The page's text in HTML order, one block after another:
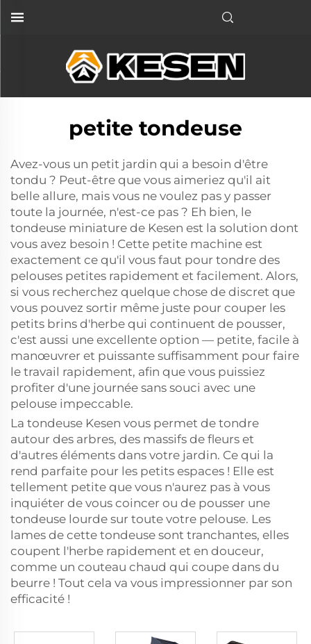
petite tondeuse
Avez-vous un petit jardin qui a besoin d'être
tondu ? Peut-être que vous aimeriez qu'il ait
belle allure, mais vous ne voulez pas y passer
toute la journée, n'est-ce pas ? Eh bien, le
tondeuse miniature de Kesen est la solution dont
vous avez besoin ! Cette petite machine est
exactement ce qu'il vous faut pour tondre des
pelouses petites rapidement et facilement. Alors,
si vous recherchez quelque chose de discret que
vous pouvez sortir même juste pour couper les
petits brins d'herbe qui continuent de pousser,
c'est aussi une excellente option — petite, facile à
manœuvrer et puissante suffisamment pour faire
le travail rapidement, afin que vous puissiez
profiter d'une journée sans souci avec une
pelouse impeccable.
La tondeuse Kesen vous permet de tondre
autour des arbres, des massifs de fleurs et
d'autres éléments dans votre jardin. Ce qui la
rend parfaite pour les petits espaces ! Elle est
tellement petite que vous n'aurez pas à vous
inquiéter de vous coincer ou de pousser une
tondeuse lourde sur toute votre pelouse. Les
lames de cette tondeuse sont tranchantes, elles
coupent l'herbe rapidement et en douceur,
comme un couteau chaud qui coupe dans du
beurre ! Tout cela va vous impressionner par son
efficacité !